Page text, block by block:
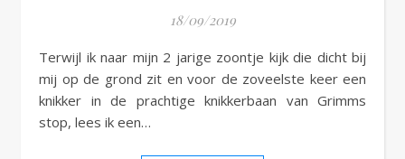
18/09/2019
Terwijl ik naar mijn 2 jarige zoontje kijk die dicht bij
mij op de grond zit en voor de zoveelste keer een
knikker in de prachtige knikkerbaan van Grimms
stop, lees ik een…